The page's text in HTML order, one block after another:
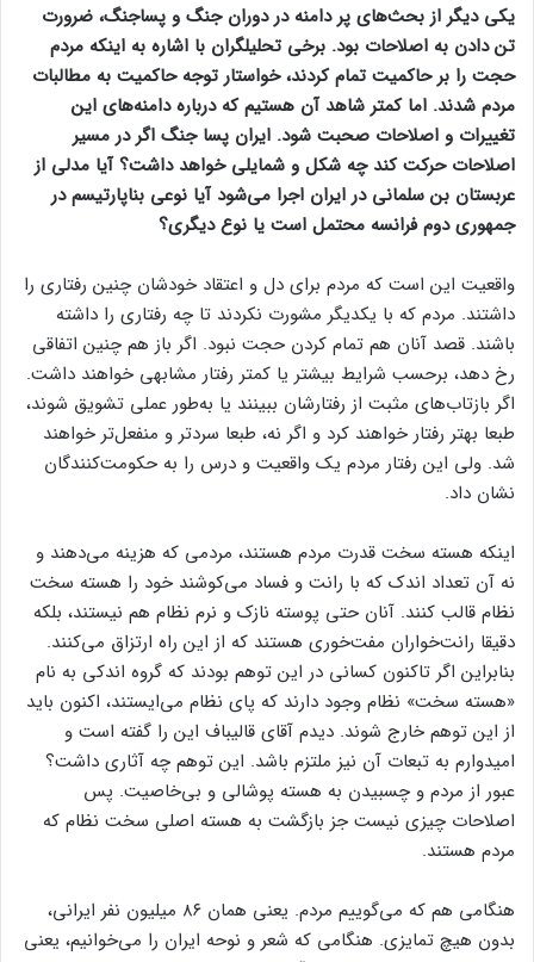
یکی دیگر از بحث‌های پر دامنه در دوران جنگ و پساجنگ، ضرورت
تن دادن به اصلاحات بود. برخی تحلیلگران با اشاره به اینکه مردم
حجت را بر حاکمیت تمام کردند، خواستار توجه حاکمیت به مطالبات
مردم شدند. اما کمتر شاهد آن هستیم که درباره دامنه‌های این
تغییرات و اصلاحات صحبت شود. ایران پسا جنگ اگر در مسیر
اصلاحات حرکت کند چه شکل و شمایلی خواهد داشت؟ آیا مدلی از
عربستان بن سلمانی در ایران اجرا می‌شود آیا نوعی بناپارتیسم در
جمهوری دوم فرانسه محتمل است یا نوع دیگری؟
واقعیت این است که مردم برای دل و اعتقاد خودشان چنین رفتاری را
داشتند. مردم که با یکدیگر مشورت نکردند تا چه رفتاری را داشته
باشند. قصد آنان هم تمام کردن حجت نبود. اگر باز هم چنین اتفاقی
رخ دهد، برحسب شرایط بیشتر یا کمتر رفتار مشابهی خواهند داشت.
اگر بازتاب‌های مثبت از رفتارشان ببینند یا به‌طور عملی تشویق شوند،
طبعا بهتر رفتار خواهند کرد و اگر نه، طبعا سردتر و منفعل‌تر خواهند
شد. ولی این رفتار مردم یک واقعیت و درس را به حکومت‌کنندگان
نشان داد.
اینکه هسته سخت قدرت مردم هستند، مردمی که هزینه می‌دهند و
نه آن تعداد اندک که با رانت و فساد می‌کوشند خود را هسته سخت
نظام قالب کنند. آنان حتی پوسته نازک و نرم نظام هم نیستند، بلکه
دقیقا رانت‌خواران مفت‌خوری هستند که از این راه ارتزاق می‌کنند.
بنابراین اگر تاکنون کسانی در این توهم بودند که گروه اندکی به نام
«هسته سخت» نظام وجود دارند که پای نظام می‌ایستند، اکنون باید
از این توهم خارج شوند. دیدم آقای قالیباف این را گفته است و
امیدوارم به تبعات آن نیز ملتزم باشد. این توهم چه آثاری داشت؟
عبور از مردم و چسبیدن به هسته پوشالی و بی‌خاصیت. پس
اصلاحات چیزی نیست جز بازگشت به هسته اصلی سخت نظام که
مردم هستند.
هنگامی هم که می‌گوییم مردم. یعنی همان ۸۶ میلیون نفر ایرانی،
بدون هیچ تمایزی. هنگامی که شعر و نوحه ایران را می‌خوانیم، یعنی